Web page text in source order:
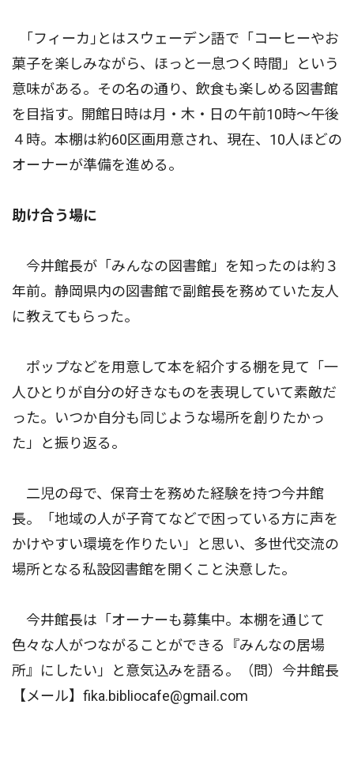
｢フィーカ｣とはスウェーデン語で「コーヒーやお
菓子を楽しみながら、ほっと一息つく時間」という
意味がある。その名の通り、飲食も楽しめる図書館
を目指す。開館日時は月・木・日の午前10時〜午後
４時。本棚は約60区画用意され、現在、10人ほどの
オーナーが準備を進める。
助け合う場に
今井館長が「みんなの図書館」を知ったのは約３
年前。静岡県内の図書館で副館長を務めていた友人
に教えてもらった。
ポップなどを用意して本を紹介する棚を見て「一
人ひとりが自分の好きなものを表現していて素敵だ
った。いつか自分も同じような場所を創りたかっ
た」と振り返る。
二児の母で、保育士を務めた経験を持つ今井館
長。「地域の人が子育てなどで困っている方に声を
かけやすい環境を作りたい」と思い、多世代交流の
場所となる私設図書館を開くこと決意した。
今井館長は「オーナーも募集中。本棚を通じて
色々な人がつながることができる『みんなの居場
所』にしたい」と意気込みを語る。（問）今井館長
【メール】fika.bibliocafe@gmail.com